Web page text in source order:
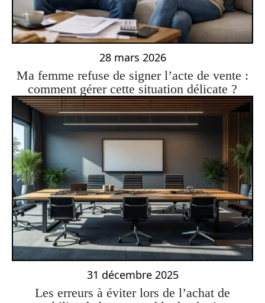
28 mars 2026
Ma femme refuse de signer l’acte de vente :
comment gérer cette situation délicate ?
31 décembre 2025
Les erreurs à éviter lors de l’achat de